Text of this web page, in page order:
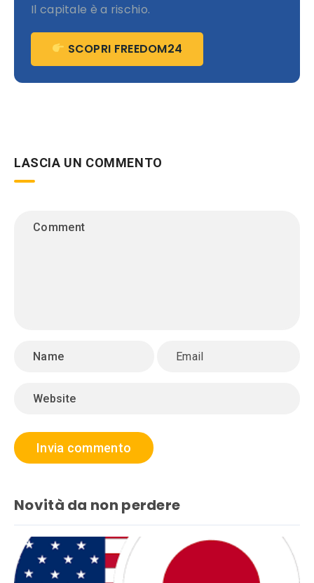
Il capitale è a rischio.
SCOPRI FREEDOM24
LASCIA UN COMMENTO
Novità da non perdere